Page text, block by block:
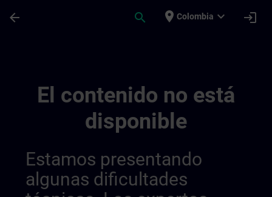
arrow_back search place Colombia expand_more login
El contenido no está
disponible
Estamos presentando
algunas dificultades